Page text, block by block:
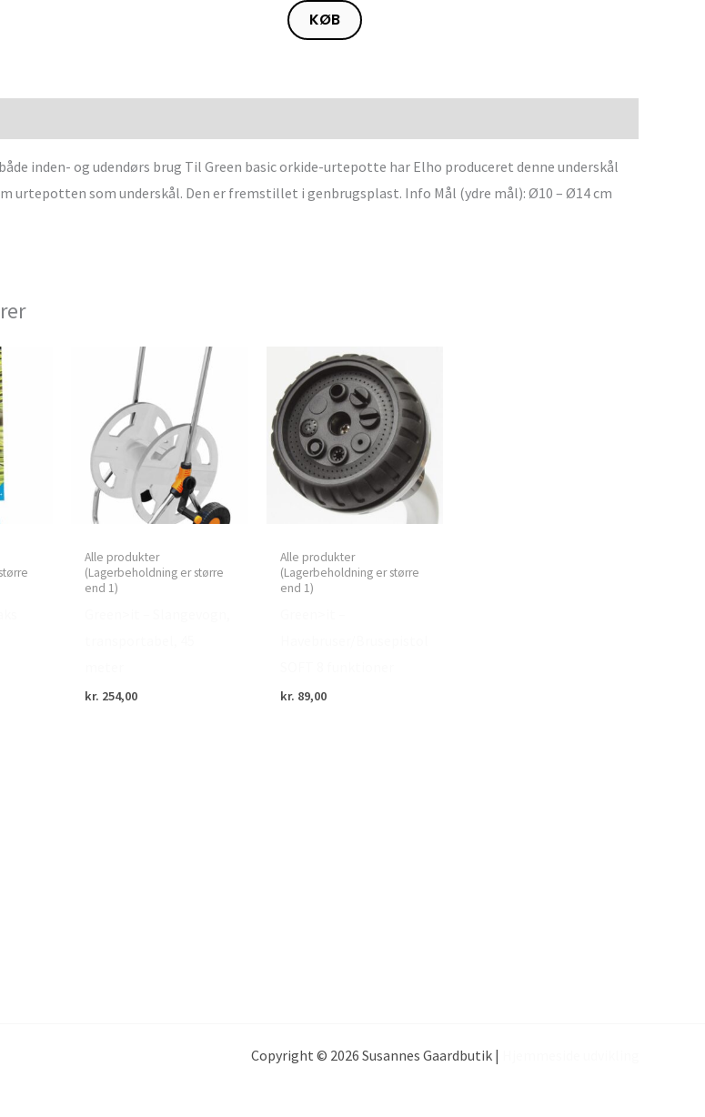
KØB
inden- og udendørs brug Til Green basic orkide-urtepotte har Elho produceret denne underskål
urtepotten som underskål. Den er fremstillet i genbrugsplast. Info Mål (ydre mål): Ø10 – Ø14 cm
Alle produkter
(Lagerbeholdning er større
end 1)
kr. 254,00
Alle produkter
(Lagerbeholdning er større
end 1)
kr. 89,00
Copyright © 2026 Susannes Gaardbutik |